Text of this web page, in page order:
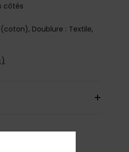
côtés
Doublure : Textile,